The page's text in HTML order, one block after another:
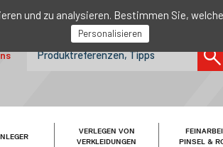
VERLEGEN VON
VERKLEIDUNGEN
PINSEL &
und zu analysieren. Bestimmen Sie,
Personalisieren